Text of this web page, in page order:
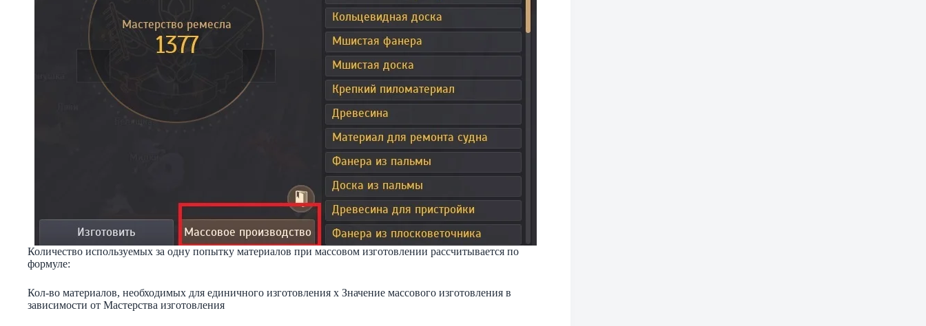
Количество используемых за одну попытку материалов при массовом изготовлении рассчитывается по
формуле:
Кол-во материалов, необходимых для единичного изготовления x Значение массового изготовления в
зависимости от Мастерства изготовления